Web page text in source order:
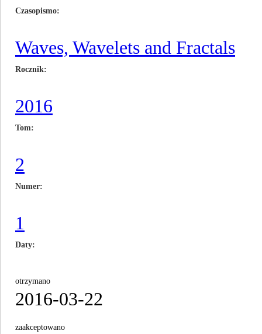
Czasopismo
Waves, Wavelets and Fractals
Rocznik
2016
Tom
2
Numer
1
Daty
otrzymano
2016-03-22
zaakceptowano